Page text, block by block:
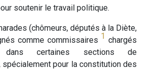
soutenir le travail politique.
(chômeurs, députés à la Diète,
comme commissaires 1 chargés
certaines sections de
spécialement pour la constitution des